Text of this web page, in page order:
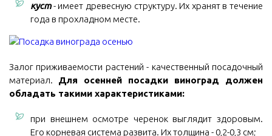
куст- имеет древесную структуру. Их хранят в течение
года в прохладном месте.
Залог приживаемости растений - качественный посадочный
материал. Для осенней посадки виноград должен
обладать такими характеристиками:
при внешнем осмотре черенок выглядит здоровым.
Его корневая система развита. Их толщина - 0,2-0,3 см;